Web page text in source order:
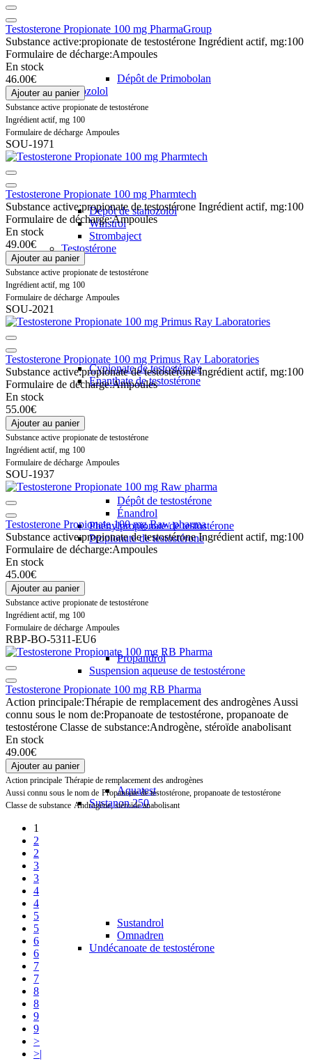
Dépôt de Primobolan
Stanozolol
Dépôt de stanozolol
Winstrol
Strombaject
Testostérone
Cypionate de testostérone
Enanthate de testostérone
Dépôt de testostérone
Énandrol
Phénylpropionate de testostérone
Propionate de testostérone
Propandrol
Suspension aqueuse de testostérone
Aquatest
Sustanon 250
Sustandrol
Omnadren
Undécanoate de testostérone
Testosterone Propionate 100 mg PharmaGroup
Substance active:propionate de testostérone Ingrédient actif, mg:100
Formulaire de décharge:Ampoules
En stock
46.00€
Ajouter au panier
Substance active propionate de testostérone
Ingrédient actif, mg 100
Formulaire de décharge Ampoules
SOU-1971
Testosterone Propionate 100 mg Pharmtech
Substance active:propionate de testostérone Ingrédient actif, mg:100
Formulaire de décharge:Ampoules
En stock
49.00€
Ajouter au panier
Substance active propionate de testostérone
Ingrédient actif, mg 100
Formulaire de décharge Ampoules
SOU-2021
Testosterone Propionate 100 mg Primus Ray Laboratories
Substance active:propionate de testostérone Ingrédient actif, mg:100
Formulaire de décharge:Ampoules
En stock
55.00€
Ajouter au panier
Substance active propionate de testostérone
Ingrédient actif, mg 100
Formulaire de décharge Ampoules
SOU-1937
Testosterone Propionate 100 mg Raw pharma
Substance active:propionate de testostérone Ingrédient actif, mg:100
Formulaire de décharge:Ampoules
En stock
45.00€
Ajouter au panier
Substance active propionate de testostérone
Ingrédient actif, mg 100
Formulaire de décharge Ampoules
RBP-BO-5311-EU6
Testosterone Propionate 100 mg RB Pharma
Action principale:Thérapie de remplacement des androgènes Aussi
connu sous le nom de:Propanoate de testostérone, propanoate de
testostérone Classe de substance:Androgène, stéroïde anabolisant
En stock
49.00€
Ajouter au panier
Action principale Thérapie de remplacement des androgènes
Aussi connu sous le nom de Propanoate de testostérone, propanoate de testostérone
Classe de substance Androgène, stéroïde anabolisant
1
2
2
3
3
4
4
5
5
6
6
7
7
8
8
9
9
>
>|